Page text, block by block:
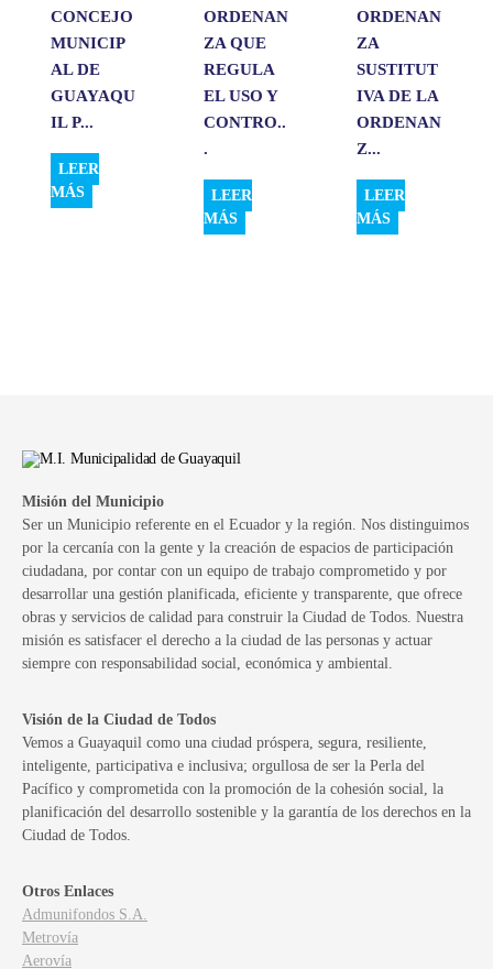
CONCEJO
MUNICIP
AL DE
GUAYAQU
IL P...
LEER
MÁS
ORDENAN
ZA QUE
REGULA
EL USO Y
CONTRO..
.
LEER
MÁS
ORDENAN
ZA
SUSTITUT
IVA DE LA
ORDENAN
Z...
LEER
MÁS
Misión del Municipio
Ser un Municipio referente en el Ecuador y la región. Nos distinguimos
por la cercanía con la gente y la creación de espacios de participación
ciudadana, por contar con un equipo de trabajo comprometido y por
desarrollar una gestión planificada, eficiente y transparente, que ofrece
obras y servicios de calidad para construir la Ciudad de Todos. Nuestra
misión es satisfacer el derecho a la ciudad de las personas y actuar
siempre con responsabilidad social, económica y ambiental.
Visión de la Ciudad de Todos
Vemos a Guayaquil como una ciudad próspera, segura, resiliente,
inteligente, participativa e inclusiva; orgullosa de ser la Perla del
Pacífico y comprometida con la promoción de la cohesión social, la
planificación del desarrollo sostenible y la garantía de los derechos en la
Ciudad de Todos.
Otros Enlaces
Admunifondos S.A.
Metrovía
Aerovía